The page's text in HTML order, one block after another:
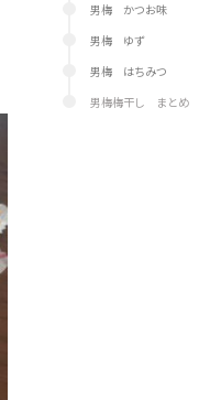
男梅 かつお味
男梅 ゆず
男梅 はちみつ
男梅梅干し まとめ